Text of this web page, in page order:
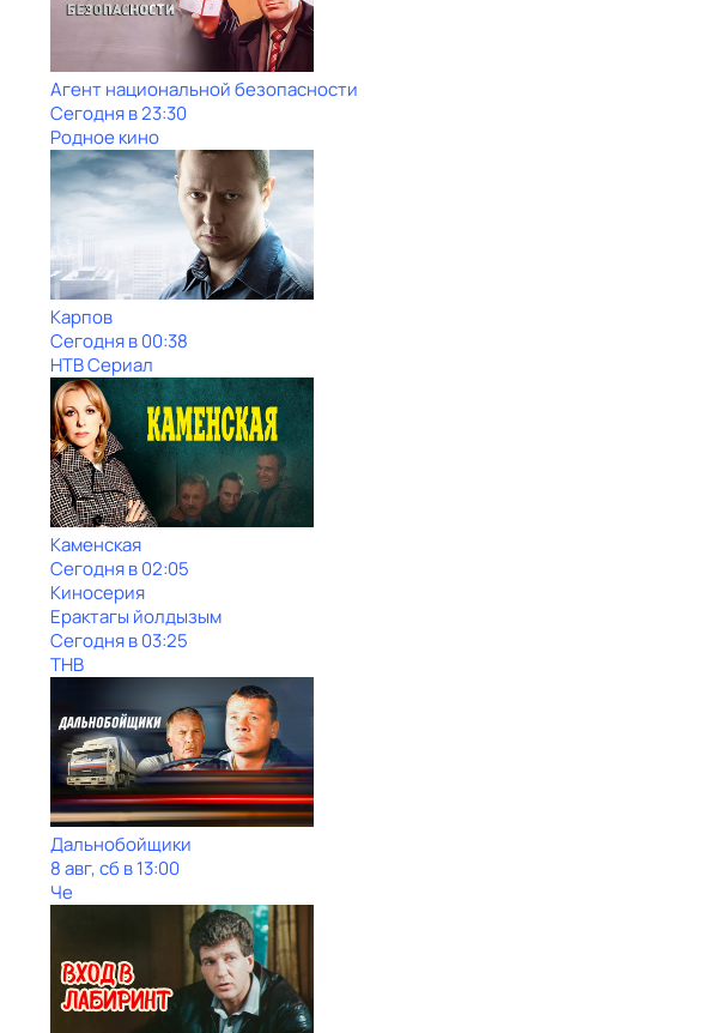
Агент национальной безопасности
Сегодня в 23:30
Родное кино
Карпов
Сегодня в 00:38
НТВ Сериал
Каменская
Сегодня в 02:05
Киносерия
Ерактагы йолдызым
Сегодня в 03:25
ТНВ
Дальнобойщики
8 авг, сб в 13:00
Че